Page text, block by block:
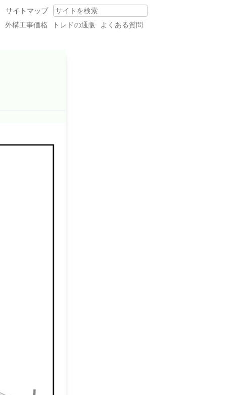
Search
サイトマップ
外構工事価格 トレドの通販 よくある質問